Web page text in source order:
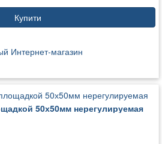
Купити
Интернет-магазин
50х50мм нерегулируемая